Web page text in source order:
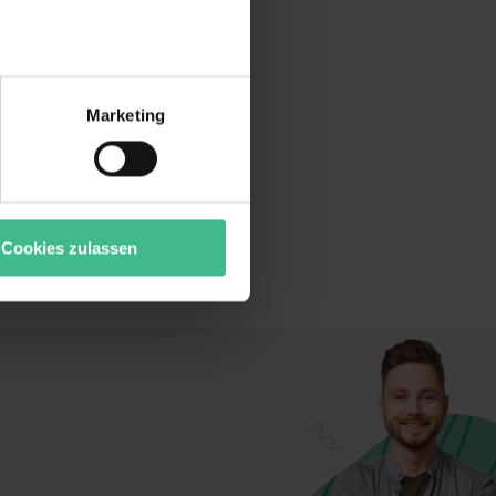
bei Benutzung der
zu analysieren
soziale Medien, Werbung
Partner führen diese
zulassen, triff deine
von Cookies der
Marketing
Cookies zulassen